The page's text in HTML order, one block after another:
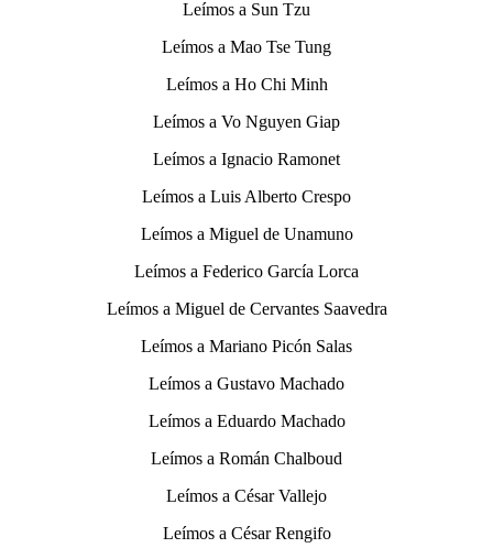
Leímos a Sun Tzu
Leímos a Mao Tse Tung
Leímos a Ho Chi Minh
Leímos a Vo Nguyen Giap
Leímos a Ignacio Ramonet
Leímos a Luis Alberto Crespo
Leímos a Miguel de Unamuno
Leímos a Federico García Lorca
Leímos a Miguel de Cervantes Saavedra
Leímos a Mariano Picón Salas
Leímos a Gustavo Machado
Leímos a Eduardo Machado
Leímos a Román Chalboud
Leímos a César Vallejo
Leímos a César Rengifo